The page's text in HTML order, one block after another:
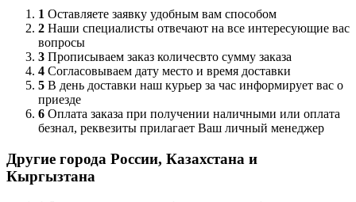
1 Оставляете заявку удобным вам способом
2 Наши специалисты отвечают на все интересующие вас
вопросы
3 Прописываем заказ количесвто сумму заказа
4 Согласовываем дату место и время доставки
5 В день доставки наш курьер за час информирует вас о
приезде
6 Оплата заказа при получении наличными или оплата
безнал, реквезиты прилагает Ваш личный менеджер
Другие города России, Казахстана и
Кыргызтана